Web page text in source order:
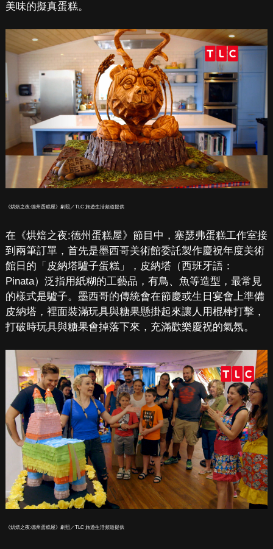
美味的擬真蛋糕。
《烘焙之夜:德州蛋糕屋》劇照／TLC 旅遊生活頻道提供
在《烘焙之夜:德州蛋糕屋》節目中，塞瑟弗蛋糕工作室接
到兩筆訂單，首先是墨西哥美術館委託製作慶祝年度美術
館日的「皮納塔驢子蛋糕」，皮納塔（西班牙語：
Pinata）泛指用紙糊的工藝品，有鳥、魚等造型，最常見
的樣式是驢子。墨西哥的傳統會在節慶或生日宴會上準備
皮納塔，裡面裝滿玩具與糖果懸掛起來讓人用棍棒打擊，
打破時玩具與糖果會掉落下來，充滿歡樂慶祝的氣氛。
《烘焙之夜:德州蛋糕屋》劇照／TLC 旅遊生活頻道提供